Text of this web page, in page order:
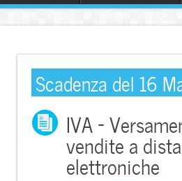
Scadenza del 16
IVA –
vendite a
elettroniche